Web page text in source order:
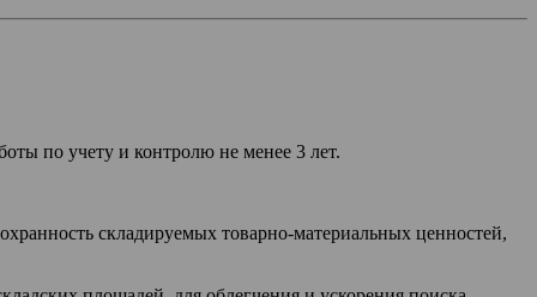
по учету и контролю не менее 3 лет.
складируемых товарно-материальных ценностей,